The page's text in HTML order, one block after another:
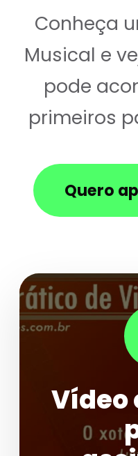
Conheça
Musical e
pode
primeiros
Quero
Vídeo